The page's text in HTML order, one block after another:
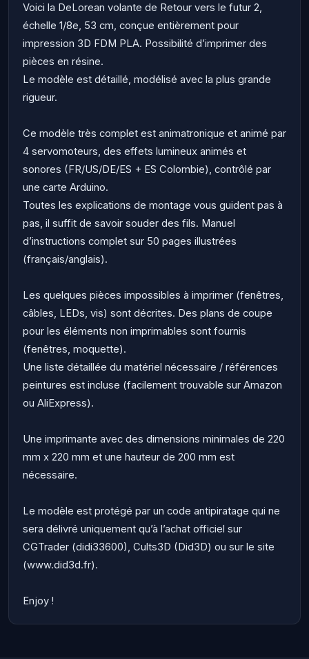
Voici la DeLorean volante de Retour vers le futur 2,
échelle 1/8e, 53 cm, conçue entièrement pour
impression 3D FDM PLA. Possibilité d’imprimer des
pièces en résine.
Le modèle est détaillé, modélisé avec la plus grande
rigueur.
Ce modèle très complet est animatronique et animé par
4 servomoteurs, des effets lumineux animés et
sonores (FR/US/DE/ES + ES Colombie), contrôlé par
une carte Arduino.
Toutes les explications de montage vous guident pas à
pas, il suffit de savoir souder des fils. Manuel
d’instructions complet sur 50 pages illustrées
(français/anglais).
Les quelques pièces impossibles à imprimer (fenêtres,
câbles, LEDs, vis) sont décrites. Des plans de coupe
pour les éléments non imprimables sont fournis
(fenêtres, moquette).
Une liste détaillée du matériel nécessaire / références
peintures est incluse (facilement trouvable sur Amazon
ou AliExpress).
Une imprimante avec des dimensions minimales de 220
mm x 220 mm et une hauteur de 200 mm est
nécessaire.
Le modèle est protégé par un code antipiratage qui ne
sera délivré uniquement qu’à l’achat officiel sur
CGTrader (didi33600), Cults3D (Did3D) ou sur le site
(www.did3d.fr).
Enjoy !